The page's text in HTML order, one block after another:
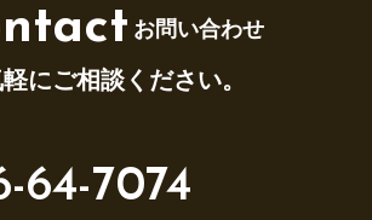
お問い合わせ
にご相談ください。
64-7074